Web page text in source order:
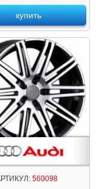
купить
560098